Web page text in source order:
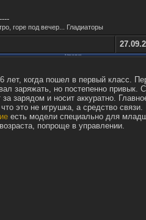
горе под вечер... Гладиаторы
лет, когда пошел в первый класс.
заряжать, но постепенно привык.
зарядом и носит аккуратно.
это не игрушка, а средство связи.
есть модели специально для
попроще в управлении.